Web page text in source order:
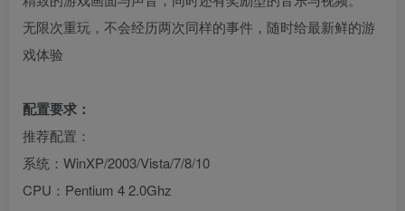
无限次重玩，不会经历两次同样的事件，随时给最新鲜的游
戏体验
配置要求：
推荐配置：
系统：WinXP/2003/Vista/7/8/10
CPU：Pentium 4 2.0Ghz